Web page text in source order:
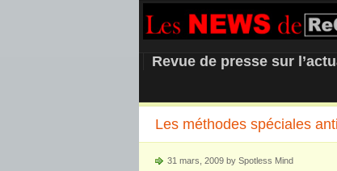
REOPEN911
Revue de presse sur
Les méthodes spéciales
31 mars, 2009 by Spotless Mind